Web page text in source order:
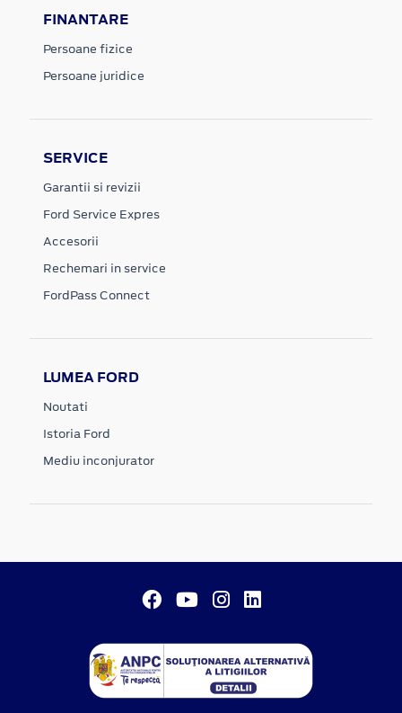
FINANTARE
Persoane fizice
Persoane juridice
SERVICE
Garantii si revizii
Ford Service Expres
Accesorii
Rechemari in service
FordPass Connect
LUMEA FORD
Noutati
Istoria Ford
Mediu inconjurator